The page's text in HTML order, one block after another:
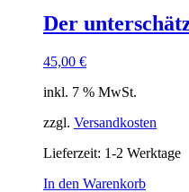
Der
45,00 €
inkl. 7 % MwSt.
zzgl. Versandkosten
Lieferzeit: 1-2 Werktage
In den Warenkorb